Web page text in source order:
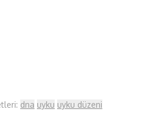
dna uyku uyku düzeni